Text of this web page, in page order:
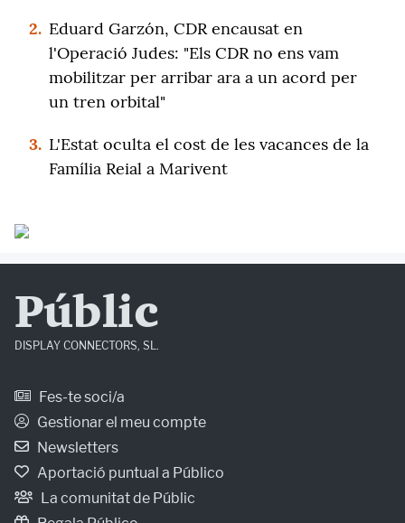
2. Eduard Garzón, CDR encausat en
l'Operació Judes: "Els CDR no ens vam
mobilitzar per arribar ara a un acord per
un tren orbital"
3. L'Estat oculta el cost de les vacances de la
Família Reial a Marivent
Públic
DISPLAY CONNECTORS, SL.
Fes-te soci/a
Gestionar el meu compte
Newsletters
Aportació puntual a Público
La comunitat de Públic